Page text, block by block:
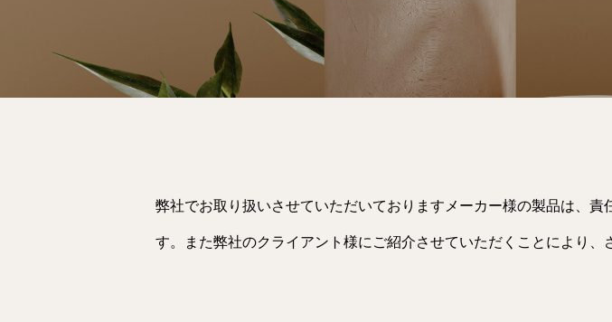
弊社でお取り扱いさせていただいておりますメーカー様の製品は、
す。また弊社のクライアント様にご紹介させていただくことにより、